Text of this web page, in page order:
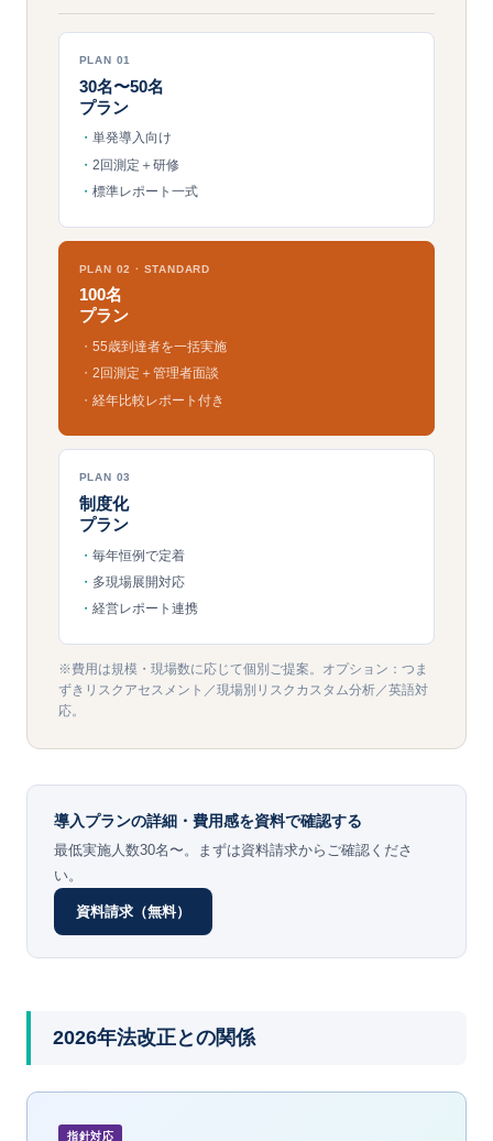
PLAN 01
30名〜50名
プラン
単発導入向け
2回測定＋研修
標準レポート一式
PLAN 02 · STANDARD
100名
プラン
55歳到達者を一括実施
2回測定＋管理者面談
経年比較レポート付き
PLAN 03
制度化
プラン
毎年恒例で定着
多現場展開対応
経営レポート連携
※費用は規模・現場数に応じて個別ご提案。オプション：つま
ずきリスクアセスメント／現場別リスクカスタム分析／英語対
応。
導入プランの詳細・費用感を資料で確認する
最低実施人数30名〜。まずは資料請求からご確認くださ
い。
資料請求（無料）
2026年法改正との関係
指針対応